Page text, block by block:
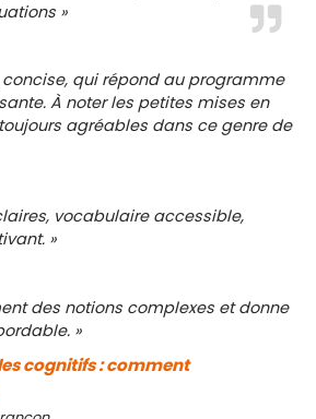
»
concise, qui répond au programme
À noter les petites mises en
agréables dans ce genre de
vocabulaire accessible,
»
des notions complexes et donne
»
cognitifs : comment